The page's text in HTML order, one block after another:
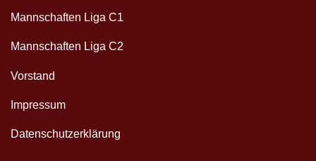
Mannschaften Liga C1
Mannschaften Liga C2
Vorstand
Impressum
Datenschutzerklärung